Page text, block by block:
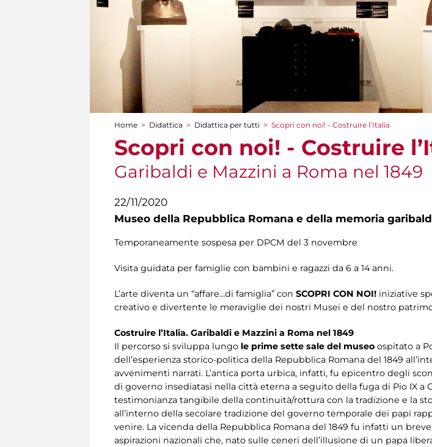
Tu sei qui
Home > Didattica > Didattica per tutti > Scopri con noi! - Costruire l’Italia
Scopri con noi! - Costruire
Garibaldi e Mazzini a Roma nel 1849
22/11/2020
Museo della Repubblica Romana e della memoria
Temporaneamente sospesa per DPCM del 3 novembre
Visita guidata per famiglie con bambini e ragazzi da 6 a 14 anni.
L’arte diventa un “affare…di famiglia” con SCOPRI CON NOI! iniziative
creativo e divertente le meraviglie dei nostri Musei e del nostro
Costruire l’Italia. Garibaldi e Mazzini a Roma nel 1849
Il percorso si sviluppa lungo le prime sette sale del museo ospitato a
dell’esperienza storico-politica della Repubblica Romana del 1849
avvenimenti narrati. L’antica porta urbica, infatti, fu epicentro degli
di governo insediatasi nella città eterna a seguito della fuga di Pio IX a
testimonianza tangibile della continuità/rottura con la tradizione e la
all’interno della secolare tradizione del governo temporale dei papi
venire. La vicenda della Repubblica Romana del 1849 fu infatti un
aspirazioni nazionali che, nato sulle ceneri dell’illusione di un papa